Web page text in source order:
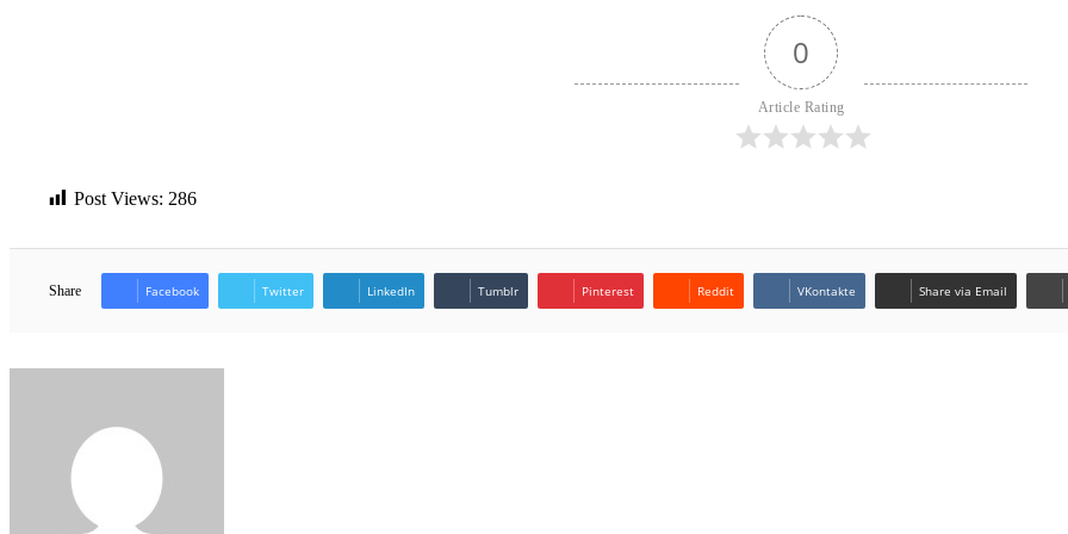
0
Article Rating
Post Views: 286
Share Facebook Twitter LinkedIn Tumblr Pinterest Reddit VKontakte Share via Email